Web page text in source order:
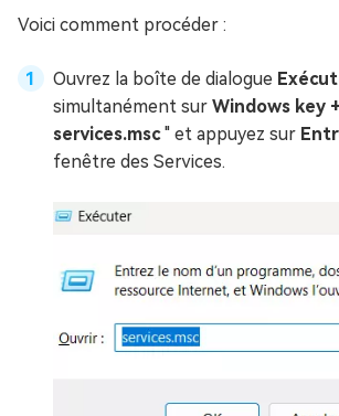
Voici comment procéder :
Ouvrez la boîte de dialogue
simultanément sur Windows key
services.msc" et appuyez sur
fenêtre des Services.